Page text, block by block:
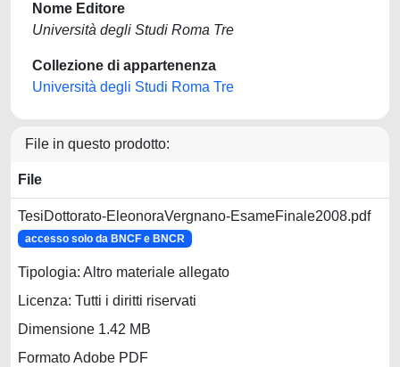
Nome Editore
Università degli Studi Roma Tre
Collezione di appartenenza
Università degli Studi Roma Tre
File in questo prodotto:
File
TesiDottorato-EleonoraVergnano-EsameFinale2008.pdf
accesso solo da BNCF e BNCR
Tipologia: Altro materiale allegato
Licenza: Tutti i diritti riservati
Dimensione 1.42 MB
Formato Adobe PDF